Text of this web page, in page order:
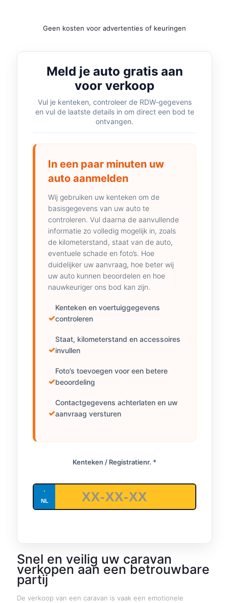
Geen kosten voor advertenties of keuringen
Meld je auto gratis aan
voor verkoop
Vul je kenteken, controleer de RDW-gegevens
en vul de laatste details in om direct een bod te
ontvangen.
In een paar minuten uw
auto aanmelden
Wij gebruiken uw kenteken om de
basisgegevens van uw auto te
controleren. Vul daarna de aanvullende
informatie zo volledig mogelijk in, zoals
de kilometerstand, staat van de auto,
eventuele schade en foto’s. Hoe
duidelijker uw aanvraag, hoe beter wij
uw auto kunnen beoordelen en hoe
nauwkeuriger ons bod kan zijn.
Kenteken en voertuiggegevens
controleren
Staat, kilometerstand en accessoires
invullen
Foto’s toevoegen voor een betere
beoordeling
Contactgegevens achterlaten en uw
aanvraag versturen
Kenteken / Registratienr. *
Snel en veilig uw caravan
verkopen aan een betrouwbare
partij
De verkoop van een caravan is vaak een emotionele